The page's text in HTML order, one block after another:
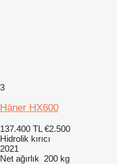
3
Häner HX600
137.400 TL €2.500
Hidrolik kırıcı
2021
Net ağırlık 200 kg